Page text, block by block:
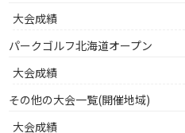
大会成績
パークゴルフ北海道オープン
大会成績
その他の大会一覧(開催地域)
大会成績